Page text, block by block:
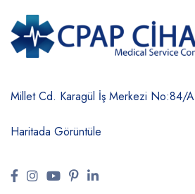
Millet Cd. Karagül İş Merkezi No:84/A
Haritada Görüntüle